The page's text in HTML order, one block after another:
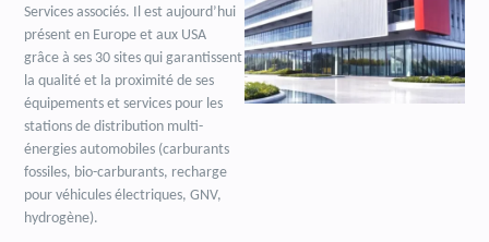
Services associés. Il est aujourd’hui
présent en Europe et aux USA
grâce à ses 30 sites qui garantissent
la qualité et la proximité de ses
équipements et services pour les
stations de distribution multi-
énergies automobiles (carburants
fossiles, bio-carburants, recharge
pour véhicules électriques, GNV,
hydrogène).